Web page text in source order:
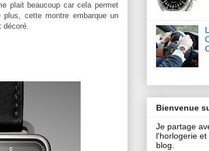
plait beaucoup car cela permet
cette montre embarque un
décoré.
Bienvenue
Je partage
l'horlogerie
blog.